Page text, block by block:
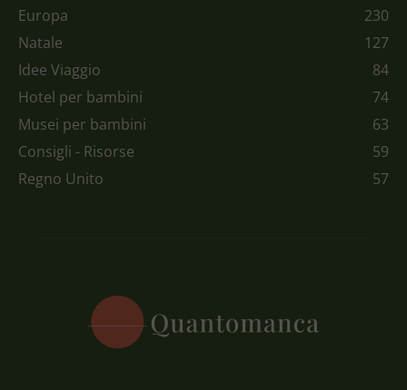
Europa
230
Natale
127
Idee Viaggio
84
Hotel per bambini
74
Musei per bambini
63
Consigli - Risorse
59
Regno Unito
57